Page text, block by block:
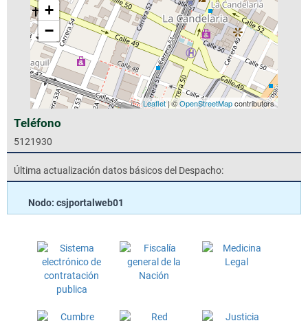
+
−
Leaflet| ©OpenStreetMapcontributors
Teléfono
5121930
Última actualización datos básicos del Despacho:
Nodo: csjportalweb01